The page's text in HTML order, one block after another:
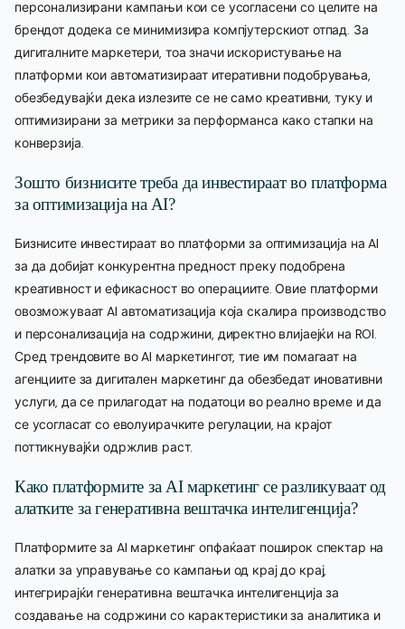
персонализирани кампањи кои се усогласени со целите на
брендот додека се минимизира компјутерскиот отпад. За
дигиталните маркетери, тоа значи искористување на
платформи кои автоматизираат итеративни подобрувања,
обезбедувајќи дека излезите се не само креативни, туку и
оптимизирани за метрики за перформанса како стапки на
конверзија.
Зошто бизнисите треба да инвестираат во платформа
за оптимизација на AI?
Бизнисите инвестираат во платформи за оптимизација на AI
за да добијат конкурентна предност преку подобрена
креативност и ефикасност во операциите. Овие платформи
овозможуваат AI автоматизација која скалира производство
и персонализација на содржини, директно влијаејќи на ROI.
Сред трендовите во AI маркетингот, тие им помагаат на
агенциите за дигитален маркетинг да обезбедат иновативни
услуги, да се прилагодат на податоци во реално време и да
се усогласат со еволуирачките регулации, на крајот
поттикнувајќи одржлив раст.
Како платформите за AI маркетинг се разликуваат од
алатките за генеративна вештачка интелигенција?
Платформите за AI маркетинг опфаќаат поширок спектар на
алатки за управување со кампањи од крај до крај,
интегрирајќи генеративна вештачка интелигенција за
создавање на содржини со карактеристики за аналитика и